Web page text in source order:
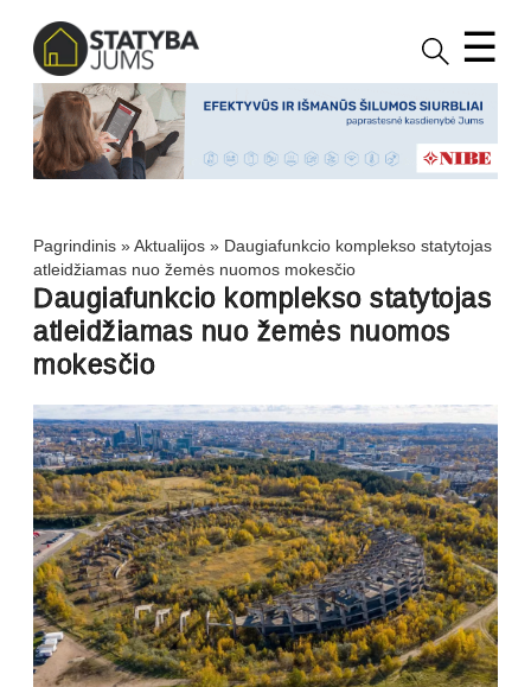
☰
Pagrindinis »Aktualijos » Daugiafunkcio komplekso statytojas
atleidžiamas nuo žemės nuomos mokesčio
Daugiafunkcio komplekso statytojas
atleidžiamas nuo žemės nuomos
mokesčio